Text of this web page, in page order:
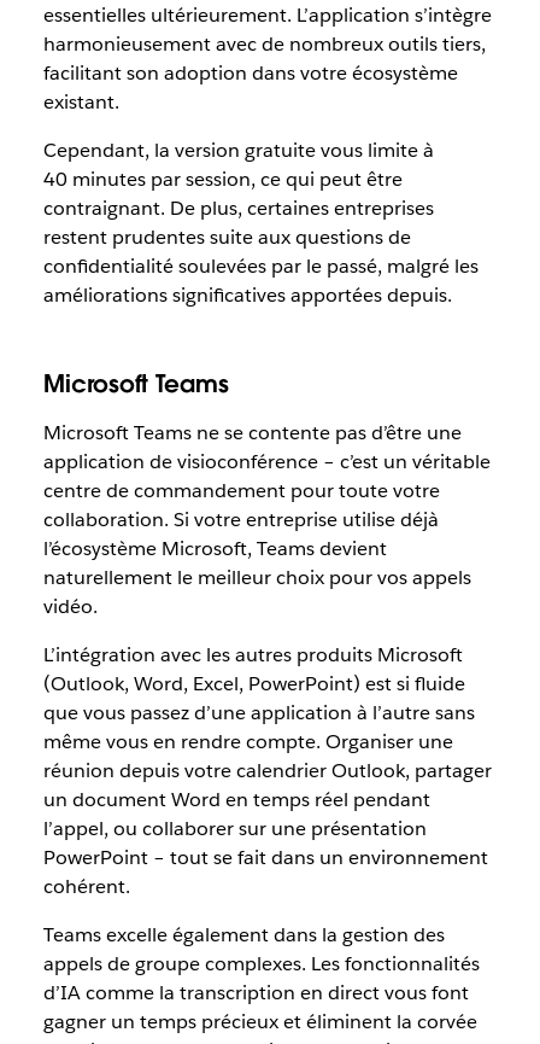
essentielles ultérieurement. L’application s’intègre
harmonieusement avec de nombreux outils tiers,
facilitant son adoption dans votre écosystème
existant.
Cependant, la version gratuite vous limite à
40 minutes par session, ce qui peut être
contraignant. De plus, certaines entreprises
restent prudentes suite aux questions de
confidentialité soulevées par le passé, malgré les
améliorations significatives apportées depuis.
Microsoft Teams
Microsoft Teams ne se contente pas d’être une
application de visioconférence – c’est un véritable
centre de commandement pour toute votre
collaboration. Si votre entreprise utilise déjà
l’écosystème Microsoft, Teams devient
naturellement le meilleur choix pour vos appels
vidéo.
L’intégration avec les autres produits Microsoft
(Outlook, Word, Excel, PowerPoint) est si fluide
que vous passez d’une application à l’autre sans
même vous en rendre compte. Organiser une
réunion depuis votre calendrier Outlook, partager
un document Word en temps réel pendant
l’appel, ou collaborer sur une présentation
PowerPoint – tout se fait dans un environnement
cohérent.
Teams excelle également dans la gestion des
appels de groupe complexes. Les fonctionnalités
d’IA comme la transcription en direct vous font
gagner un temps précieux et éliminent la corvée